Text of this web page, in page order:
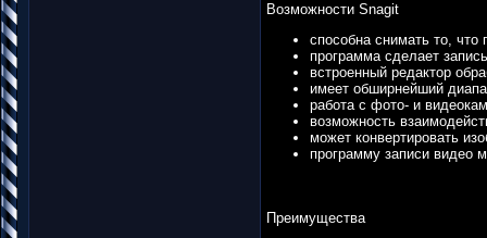
Возможности Snagit
способна снимать то, что
программа сделает
встроенный редактор
имеет обширнейший
работа с фото- и
возможность
может конвертировать
программу записи видео
Преимущества